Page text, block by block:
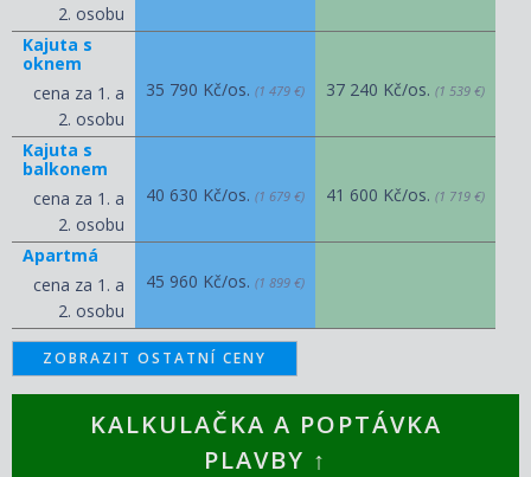
2. osobu
Kajuta s
oknem
cena za 1. a
2. osobu
35 790 Kč/os. (1 479 €) 37 240 Kč/os. (1 539 €)
Kajuta s
balkonem
cena za 1. a
2. osobu
40 630 Kč/os. (1 679 €) 41 600 Kč/os. (1 719 €)
Apartmá
cena za 1. a
2. osobu
45 960 Kč/os. (1 899 €)
ZOBRAZIT OSTATNÍ CENY
KALKULAČKA A POPTÁVKA
PLAVBY ↑